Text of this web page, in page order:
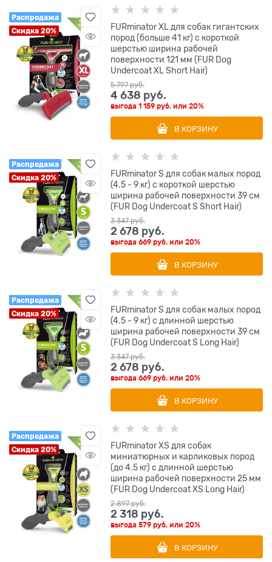
Распродажа
Скидка 20%
FURminator XL для собак гигантских
пород (больше 41 кг) с короткой
шерстью ширина рабочей
поверхности 121 мм (FUR Dog
Undercoat XL Short Hair)
5 797 руб.
4 638 руб.
выгода1 159 руб. или20%
В КОРЗИНУ
Распродажа
Скидка 20%
FURminator S для собак малых пород
(4.5 - 9 кг) с короткой шерстью
ширина рабочей поверхности 39 см
(FUR Dog Undercoat S Short Hair)
3 347 руб.
2 678 руб.
выгода669 руб. или20%
В КОРЗИНУ
Распродажа
Скидка 20%
FURminator S для собак малых пород
(4.5 - 9 кг) с длинной шерстью
ширина рабочей поверхности 39 см
(FUR Dog Undercoat S Long Hair)
3 347 руб.
2 678 руб.
выгода669 руб. или20%
В КОРЗИНУ
Распродажа
Скидка 20%
FURminator XS для собак
миниатюрных и карликовых пород
(до 4.5 кг) с длинной шерстью
ширина рабочей поверхности 25 мм
(FUR Dog Undercoat XS Long Hair)
2 897 руб.
2 318 руб.
выгода579 руб. или20%
В КОРЗИНУ